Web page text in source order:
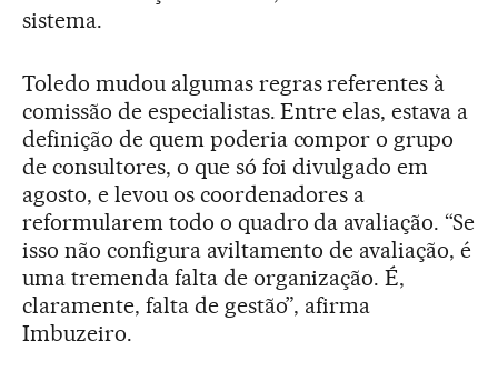
sistema.
Toledo mudou algumas regras referentes à
comissão de especialistas. Entre elas, estava a
definição de quem poderia compor o grupo
de consultores, o que só foi divulgado em
agosto, e levou os coordenadores a
reformularem todo o quadro da avaliação. “Se
isso não configura aviltamento de avaliação, é
uma tremenda falta de organização. É,
claramente, falta de gestão”, afirma
Imbuzeiro.